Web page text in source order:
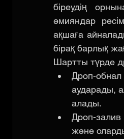
біреудің
әмияндар
ақшаға
бірақ барлық
Шартты түрде
Дроп-обнал
аударады,
алады.
Дроп-
және